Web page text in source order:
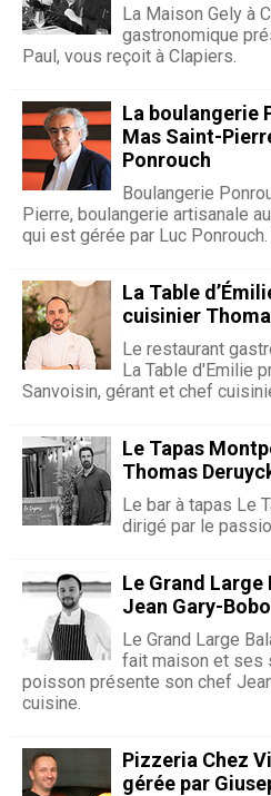
La Maison Gely à
gastronomique
Paul, vous reçoit à Clapiers.
La boulangerie
Mas Saint-
Ponrouch
Boulangerie
Pierre, boulangerie artisanale
qui est gérée par Luc
La Table
cuisinier
Le restaurant
La Table d'Emilie
Sanvoisin, gérant et chef
Le Tapas
Thomas
Le bar à tapas Le
dirigé par le
Le Grand
Jean Gary-
Le Grand Large
fait maison et ses
poisson présente son chef
cuisine.
Pizzeria Chez
gérée par